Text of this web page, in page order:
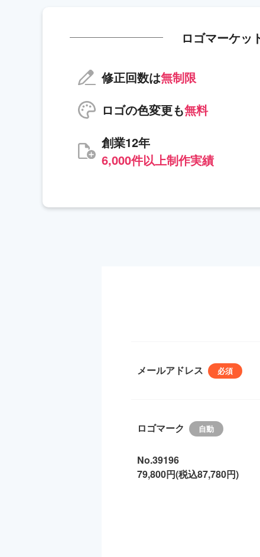
ロゴマーケッ
修正回数は無制限
ロゴの色変更も無料
創業12年
6,000件以上制作実績
メールアドレス
ロゴマーク
No.39196
79,800円(税込87,780円)